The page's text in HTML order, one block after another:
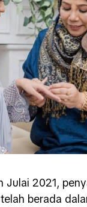
Julai 2021,
berada